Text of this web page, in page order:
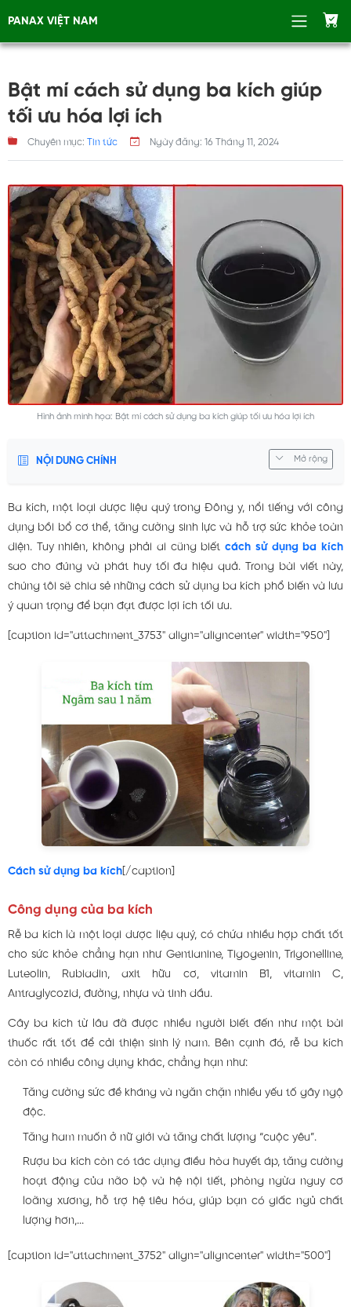
PANAX VIỆT NAM
Bật mí cách sử dụng ba kích giúp
tối ưu hóa lợi ích
Chuyên mục: Tin tức Ngày đăng: 16 Tháng 11, 2024
Hình ảnh minh họa: Bật mí cách sử dụng ba kích giúp tối ưu hóa lợi ích
NỘI DUNG CHÍNH Mở rộng
Ba kích, một loại dược liệu quý trong Đông y, nổi tiếng với công
dụng bồi bổ cơ thể, tăng cường sinh lực và hỗ trợ sức khỏe toàn
diện. Tuy nhiên, không phải ai cũng biếtcách sử dụng ba kích
sao cho đúng và phát huy tối đa hiệu quả. Trong bài viết này,
chúng tôi sẽ chia sẻ những cách sử dụng ba kích phổ biến và lưu
ý quan trọng để bạn đạt được lợi ích tối ưu.
[caption id="attachment_3753" align="aligncenter" width="950"]
Cách sử dụng ba kích[/caption]
Công dụng của ba kích
Rễ ba kích là một loại dược liệu quý, có chứa nhiều hợp chất tốt
cho sức khỏe chẳng hạn như Gentianine, Tigogenin, Trigonelline,
Luteolin, Rubiadin, axit hữu cơ, vitamin B1, vitamin C,
Antraglycozid, đường, nhựa và tinh dầu.
Cây ba kích từ lâu đã được nhiều người biết đến như một bài
thuốc rất tốt để cải thiện sinh lý nam. Bên cạnh đó, rễ ba kích
còn có nhiều công dụng khác, chẳng hạn như:
Tăng cường sức đề kháng và ngăn chặn nhiều yếu tố gây ngộ
độc.
Tăng ham muốn ở nữ giới và tăng chất lượng “cuộc yêu”.
Rượu ba kích còn có tác dụng điều hòa huyết áp, tăng cường
hoạt động của não bộ và hệ nội tiết, phòng ngừa nguy cơ
loãng xương, hỗ trợ hệ tiêu hóa, giúp bạn có giấc ngủ chất
lượng hơn,...
[caption id="attachment_3752" align="aligncenter" width="500"]